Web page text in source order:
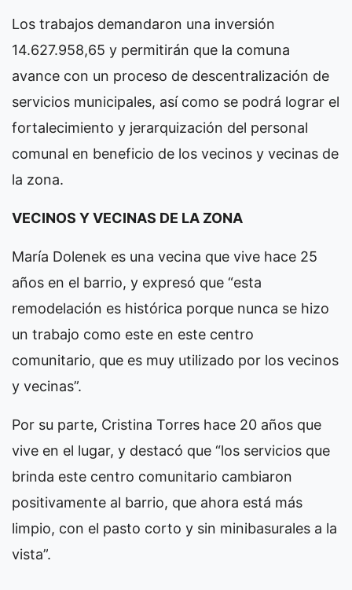
Los trabajos demandaron una inversión
14.627.958,65 y permitirán que la comuna
avance con un proceso de descentralización de
servicios municipales, así como se podrá lograr el
fortalecimiento y jerarquización del personal
comunal en beneficio de los vecinos y vecinas de
la zona.
VECINOS Y VECINAS DE LA ZONA
María Dolenek es una vecina que vive hace 25
años en el barrio, y expresó que “esta
remodelación es histórica porque nunca se hizo
un trabajo como este en este centro
comunitario, que es muy utilizado por los vecinos
y vecinas”.
Por su parte, Cristina Torres hace 20 años que
vive en el lugar, y destacó que “los servicios que
brinda este centro comunitario cambiaron
positivamente al barrio, que ahora está más
limpio, con el pasto corto y sin minibasurales a la
vista”.